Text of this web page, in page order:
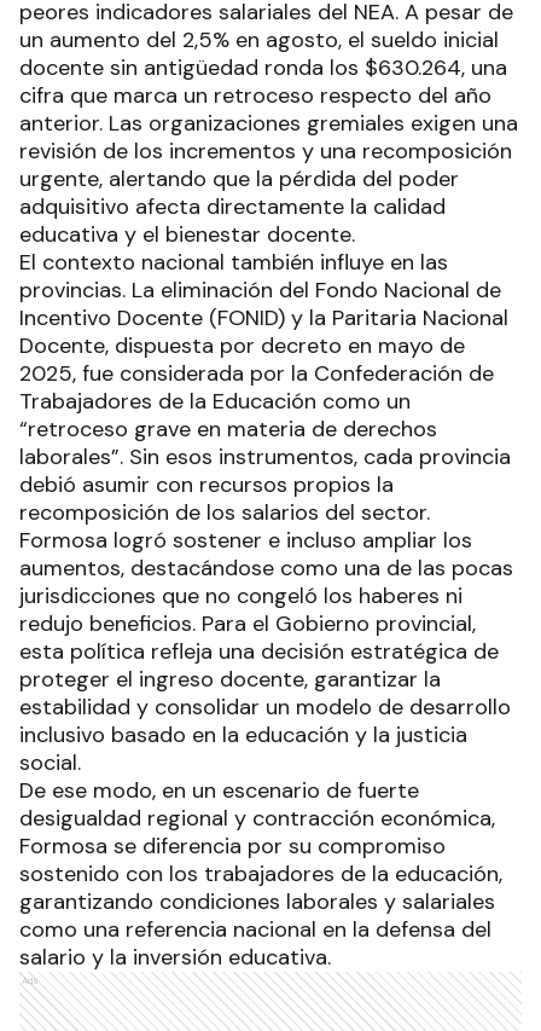
peores indicadores salariales del NEA. A pesar de
un aumento del 2,5% en agosto, el sueldo inicial
docente sin antigüedad ronda los $630.264, una
cifra que marca un retroceso respecto del año
anterior. Las organizaciones gremiales exigen una
revisión de los incrementos y una recomposición
urgente, alertando que la pérdida del poder
adquisitivo afecta directamente la calidad
educativa y el bienestar docente.
El contexto nacional también influye en las
provincias. La eliminación del Fondo Nacional de
Incentivo Docente (FONID) y la Paritaria Nacional
Docente, dispuesta por decreto en mayo de
2025, fue considerada por la Confederación de
Trabajadores de la Educación como un
“retroceso grave en materia de derechos
laborales”. Sin esos instrumentos, cada provincia
debió asumir con recursos propios la
recomposición de los salarios del sector.
Formosa logró sostener e incluso ampliar los
aumentos, destacándose como una de las pocas
jurisdicciones que no congeló los haberes ni
redujo beneficios. Para el Gobierno provincial,
esta política refleja una decisión estratégica de
proteger el ingreso docente, garantizar la
estabilidad y consolidar un modelo de desarrollo
inclusivo basado en la educación y la justicia
social.
De ese modo, en un escenario de fuerte
desigualdad regional y contracción económica,
Formosa se diferencia por su compromiso
sostenido con los trabajadores de la educación,
garantizando condiciones laborales y salariales
como una referencia nacional en la defensa del
salario y la inversión educativa.
Ads